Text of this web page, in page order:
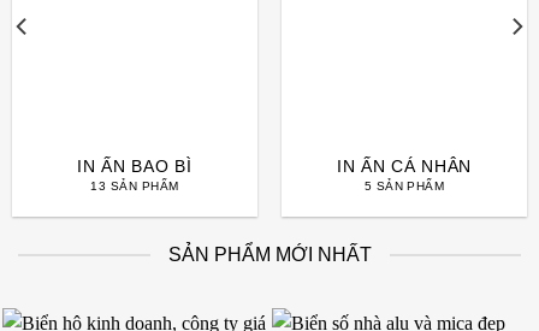
IN ẤN BAO BÌ
13 SẢN PHẨM
IN ẤN CÁ NHÂN
5 SẢN PHẨM
SẢN PHẨM MỚI NHẤT